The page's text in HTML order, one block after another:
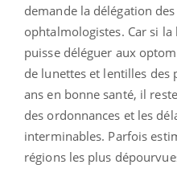
demande la délégation
ophtalmologistes. Car si
puisse déléguer aux
de lunettes et lentilles des
ans en bonne santé, il
des ordonnances et les
interminables. Parfois
régions les plus